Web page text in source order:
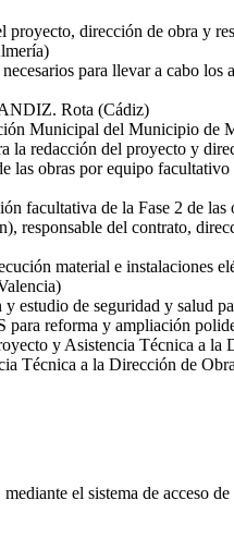
dirección de obra y
para llevar a cabo
Rota (Cádiz)
Municipal del Municipio de
la redacción del proyecto y
las obras por equipo
facultativa de la Fase 2 de
responsable del contrato,
material e instalaciones
estudio de seguridad y salud
para reforma y ampliación
y Asistencia Técnica a
Técnica a la Dirección de
el sistema de acceso